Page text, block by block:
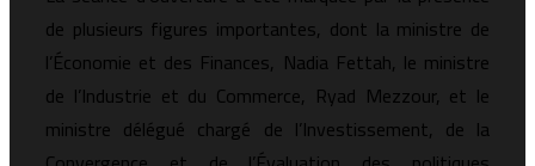
de plusieurs figures importantes, dont la ministre de
l’Économie et des Finances, Nadia Fettah, le ministre
de l’Industrie et du Commerce, Ryad Mezzour, et le
ministre délégué chargé de l’Investissement, de la